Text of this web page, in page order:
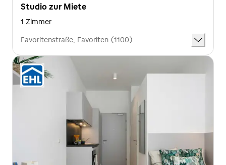
Studio zur Miete
1 Zimmer
Favoritenstraße, Favoriten (1100)